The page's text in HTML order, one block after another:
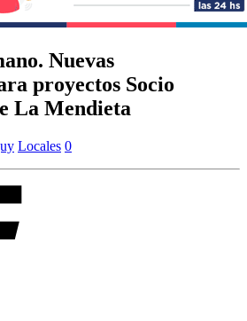
Nuevas
proyectos Socio
La Mendieta
Locales 0